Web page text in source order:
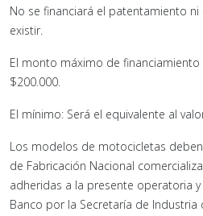
No se financiará el patentamiento
existir.
El monto máximo de
$200.000.
El mínimo: Será el equivalente al
Los modelos de motocicletas
de Fabricación Nacional
adheridas a la presente operatoria
Banco por la Secretaría de Industria